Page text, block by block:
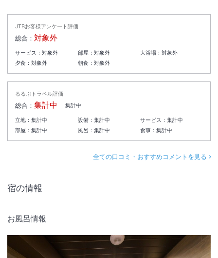
JTBお客様アンケート評価
総合： 対象外
サービス： 対象外 部屋： 対象外 大浴場：対象外
夕食： 対象外 朝食： 対象外
るるぶトラベル評価
総合： 集計中 集計中
立地： 集計中 設備： 集計中 サービス：集計中
部屋： 集計中 風呂： 集計中 食事：集計中
全ての口コミ・おすすめコメントを見る
宿の情報
お風呂情報